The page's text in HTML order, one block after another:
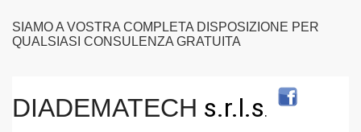
SIAMO A VOSTRA COMPLETA DISPOSIZIONE PER
QUALSIASI CONSULENZA GRATUITA
DIADEMATECH s.r.l.s.